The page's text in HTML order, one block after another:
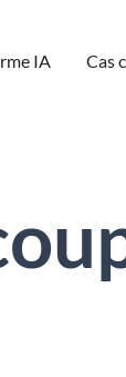
IA Cas